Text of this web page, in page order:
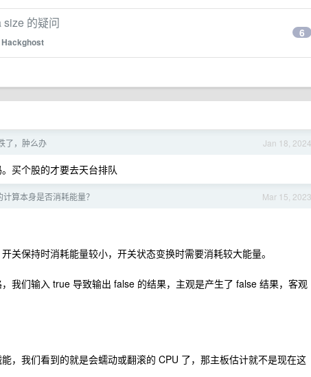
size 的疑问
Hackghost
6
Jan 18, 2024
了，肿么办
买个股的才要去天台排队
Mar 15, 2023
算本身是否消耗能量？
关保持时消耗能量较小，开关状态变换时需要消耗较大能量。
我们输入 true 导致输出 false 的结果，主观是产生了 false 结果，客观
，我们看到的就是会蠕动或翻滚的 CPU 了，那主板估计就不是现在这